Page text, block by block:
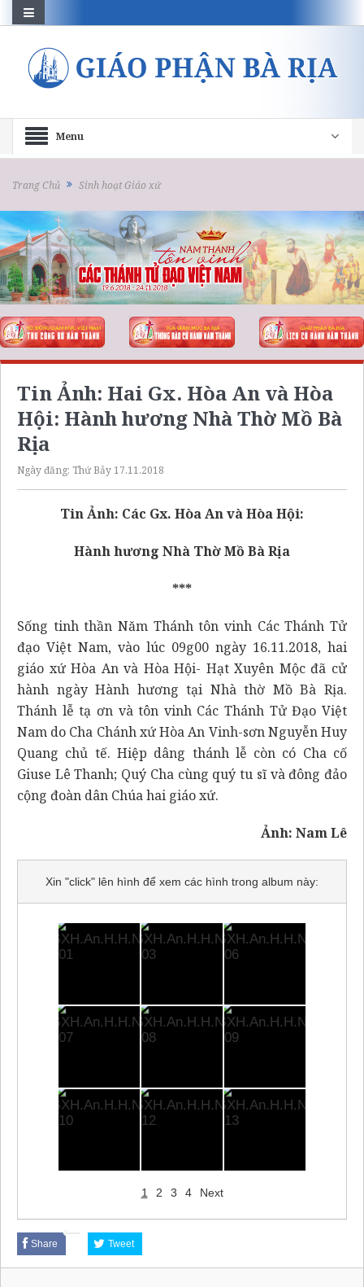
Menu
Trang Chủ Sinh hoạt Giáo xứ
Tin Ảnh: Hai Gx. Hòa An và Hòa
Hội: Hành hương Nhà Thờ Mồ Bà
Rịa
Ngày đăng: Thứ Bảy 17.11.2018
Tin Ảnh: Các Gx. Hòa An và Hòa Hội:
Hành hương Nhà Thờ Mồ Bà Rịa
***
Sống tinh thần Năm Thánh tôn vinh Các Thánh Tử
đạo Việt Nam, vào lúc 09g00 ngày 16.11.2018, hai
giáo xứ Hòa An và Hòa Hội- Hạt Xuyên Mộc đã cử
hành ngày Hành hương tại Nhà thờ Mồ Bà Rịa.
Thánh lễ tạ ơn và tôn vinh Các Thánh Tử Đạo Việt
Nam do Cha Chánh xứ Hòa An Vinh-sơn Nguyễn Huy
Quang chủ tế. Hiệp dâng thánh lễ còn có Cha cố
Giuse Lê Thanh; Quý Cha cùng quý tu sĩ và đông đảo
cộng đoàn dân Chúa hai giáo xứ.
Ảnh: Nam Lê
Xin "click" lên hình để xem các hình trong album này:
1 2 3 4 Next
Share Tweet